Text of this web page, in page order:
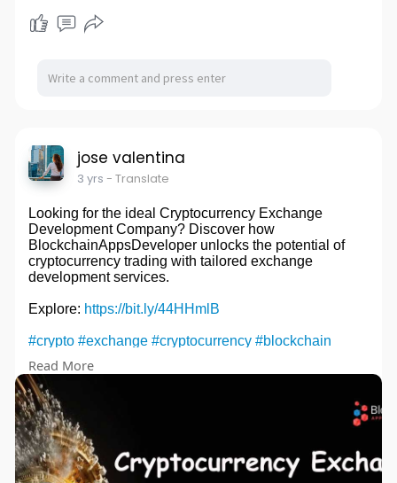
jose valentina
3 yrs - Translate
Looking for the ideal Cryptocurrency Exchange
Development Company? Discover how
BlockchainAppsDeveloper unlocks the potential of
cryptocurrency trading with tailored exchange
development services.
Explore: https://bit.ly/44HHmlB
#crypto #exchange #cryptocurrency #blockchain
#cryptocurrencyexchangedevelopment
#cryptocommunity #cryptoexchange #business
#entrepreneur
#singapore
#cryptowallet
#bitcointrading
Read More